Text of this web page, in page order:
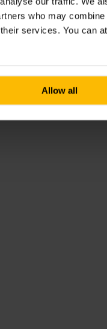
who may combine
services. You can
Allow all